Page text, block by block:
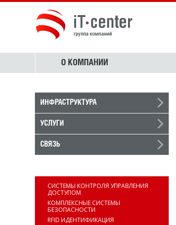
О КОМПАНИИ
ИНФРАСТРУКТУРА
УСЛУГИ
СВЯЗЬ
СИСТЕМЫ КОНТРОЛЯ УПРАВЛЕНИЯ
ДОСТУПОМ
КОМПЛЕКСНЫЕ СИСТЕМЫ
БЕЗОПАСНОСТИ
RFID ИДЕНТИФИКАЦИЯ